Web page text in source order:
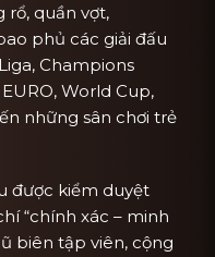
quần vợt,
phủ các giải đấu
Champions
World Cup,
những sân chơi trẻ
được kiểm duyệt
“chính xác – minh
biên tập viên, cộng